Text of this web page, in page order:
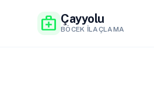
medical_services Çayyolu
BÖCEK İLAÇLAMA